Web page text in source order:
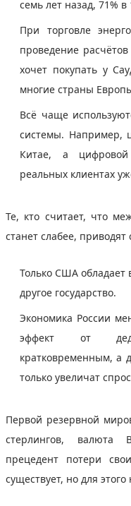
семь лет назад, 71% в
При торговле
проведение
хочет покупать у
многие страны
Всё чаще
системы. Например,
Китае, а цифровой
реальных клиентах
Те, кто считает, что
станет слабее,
Только США обладает
другое государство.
Экономика России
эффект от
кратковременным, а
только увеличат
Первой резервной
стерлингов, валюта
прецедент потери
существует, но для